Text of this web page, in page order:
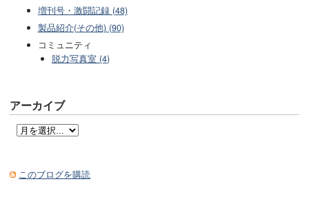
増刊号・激闘記録 (48)
製品紹介(その他) (90)
コミュニティ
脱力写真室 (4)
アーカイブ
このブログを購読